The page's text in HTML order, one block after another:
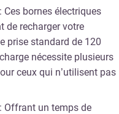
: Ces bornes électriques
de recharger votre
prise standard de 120
nécessite plusieurs
ceux qui n’utilisent pas
: Offrant un temps de